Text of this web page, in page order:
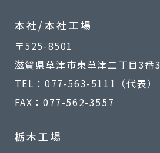
本社/本社工場
〒525-8501
滋賀県草津市東草津二丁目3番
TEL：077-563-5111（代表）
FAX：077-562-3557
栃木工場